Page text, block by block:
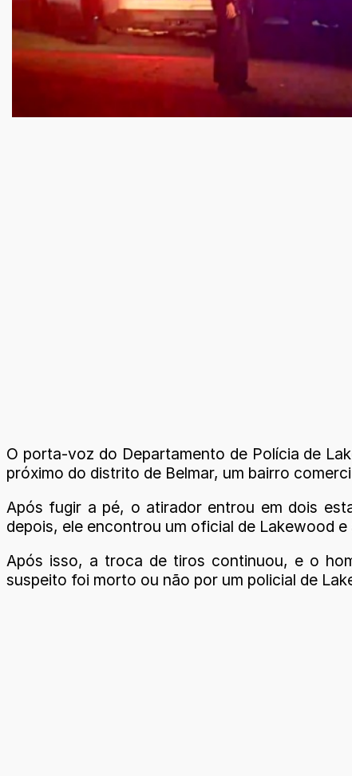
O porta-voz do Departamento de Polícia de
próximo do distrito de Belmar, um bairro
Após fugir a pé, o atirador entrou em dois
depois, ele encontrou um oficial de Lakewood
Após isso, a troca de tiros continuou, e o
suspeito foi morto ou não por um policial de